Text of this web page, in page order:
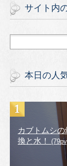
サイト内
本日の人
カブトムシ
換と水！